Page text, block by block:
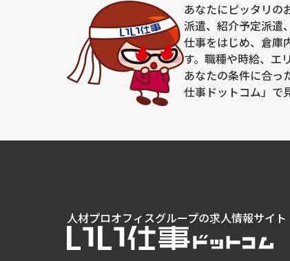
あなたにピッタリの
派遣、紹介予定派遣
仕事をはじめ、倉庫
す。職種や時給、エ
あなたの条件に合っ
仕事ドットコム」で
人材プロオフィスグループの求人情報サイト